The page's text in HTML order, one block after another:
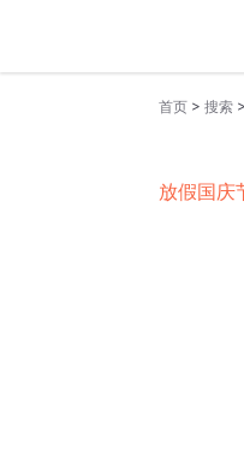
首页 > 搜索 >
放假国庆